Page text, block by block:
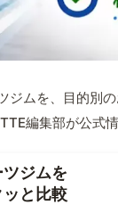
ジムを、目的別
編集部が公式
ジムを
と比較